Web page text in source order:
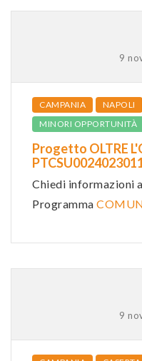
9
CAMPANIA NAPOLI
MINORI OPPORTUNITÀ
Progetto OLTRE
Chiedi informazioni
Programma
9